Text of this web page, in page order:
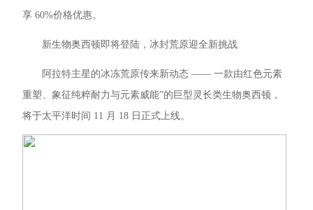
享 60%价格优惠。
新生物奥西顿即将登陆，冰封荒原迎全新挑战
阿拉特主星的冰冻荒原传来新动态 —— 一款由红色元素
重塑、象征纯粹耐力与元素威能”的巨型灵长类生物奥西顿，
将于太平洋时间 11 月 18 日正式上线。